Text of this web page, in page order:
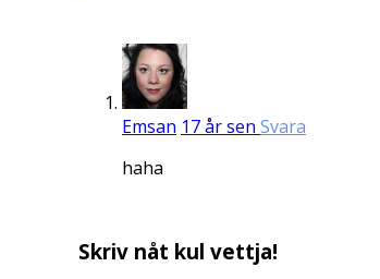
Emsan 17 år sen Svara
haha
Skriv nåt kul vettja!